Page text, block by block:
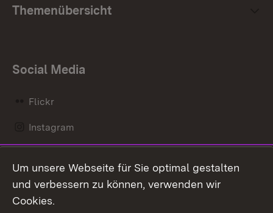
Themenübersicht
Social Media
Flickr
Instagram
Mastodon
Messenger
Um unsere Webseite für Sie optimal gestalten
und verbessern zu können, verwenden wir
Cookies.